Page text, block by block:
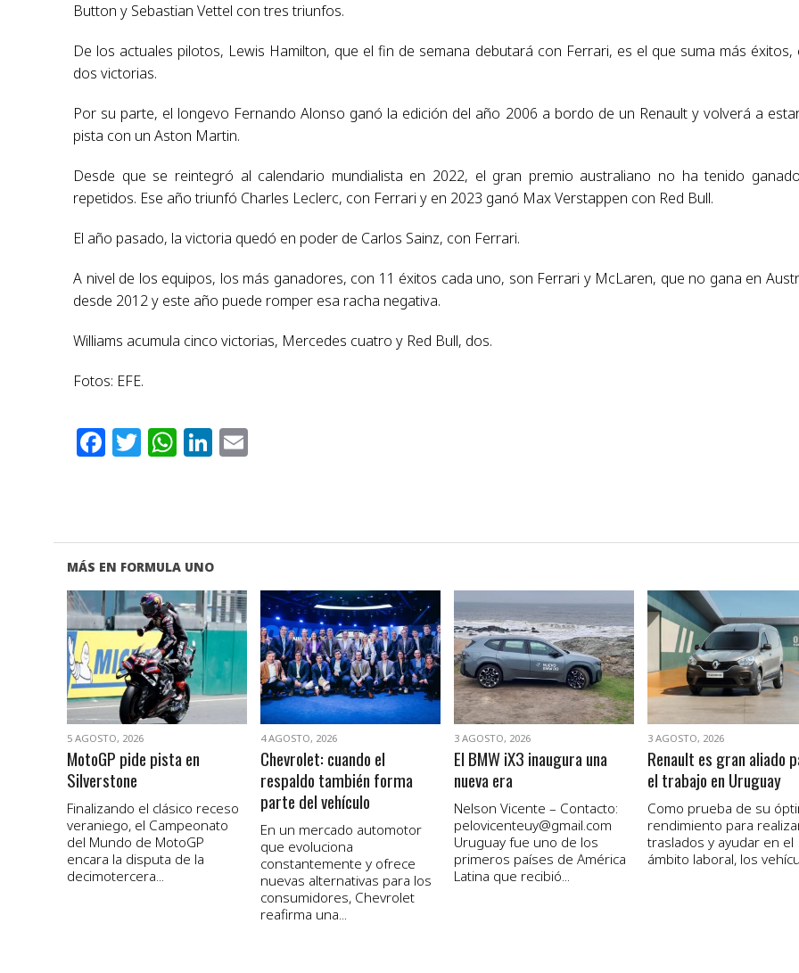
Button y Sebastian Vettel con tres triunfos.
De los actuales pilotos, Lewis Hamilton, que el fin de semana debutará con Ferrari, es el que suma más éxitos,
dos victorias.
Por su parte, el longevo Fernando Alonso ganó la edición del año 2006 a bordo de un Renault y volverá a
pista con un Aston Martin.
Desde que se reintegró al calendario mundialista en 2022, el gran premio australiano no ha tenido
repetidos. Ese año triunfó Charles Leclerc, con Ferrari y en 2023 ganó Max Verstappen con Red Bull.
El año pasado, la victoria quedó en poder de Carlos Sainz, con Ferrari.
A nivel de los equipos, los más ganadores, con 11 éxitos cada uno, son Ferrari y McLaren, que no gana en
desde 2012 y este año puede romper esa racha negativa.
Williams acumula cinco victorias, Mercedes cuatro y Red Bull, dos.
Fotos: EFE.
Facebook
Twitter
WhatsApp
LinkedIn
MÁS EN FORMULA UNO
VER NOTA
5 AGOSTO, 2026
MotoGP pide pista en
Silverstone
Finalizando el clásico receso
veraniego, el Campeonato
del Mundo de MotoGP
encara la disputa de la
decimotercera...
VER NOTA
4 AGOSTO, 2026
Chevrolet: cuando el
respaldo también forma
parte del vehículo
En un mercado automotor
que evoluciona
constantemente y ofrece
nuevas alternativas para los
consumidores, Chevrolet
reafirma una...
VER NOTA
3 AGOSTO, 2026
El BMW iX3 inaugura una
nueva era
Nelson Vicente – Contacto:
pelovicenteuy@gmail.com
Uruguay fue uno de los
primeros países de América
Latina que recibió...
VER NOTA
3 AGOSTO, 2026
Renault es gran aliado
el trabajo en Uruguay
Como prueba de su
rendimiento para
traslados y ayudar en el
ámbito laboral, los